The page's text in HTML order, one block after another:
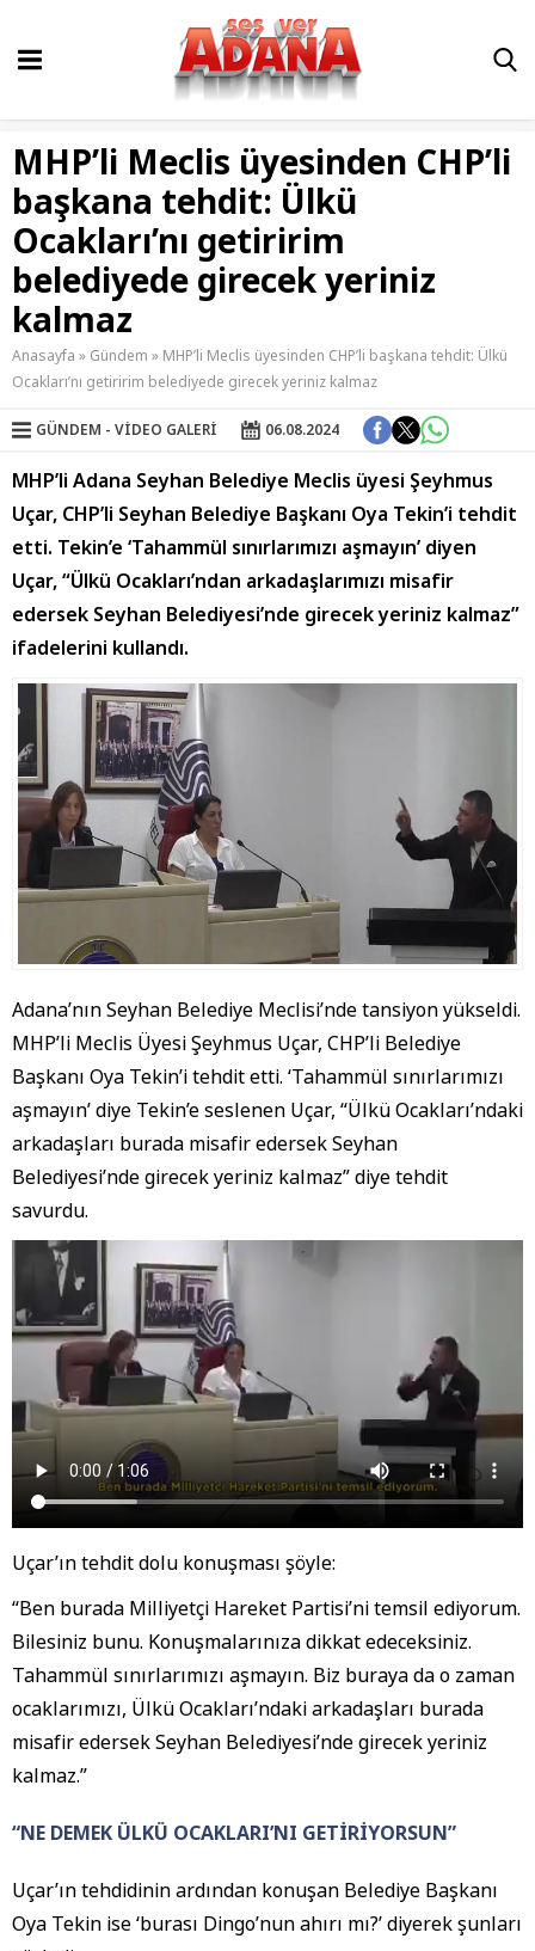
MHP’li Meclis üyesinden CHP’li
başkana tehdit: Ülkü
Ocakları’nı getiririm
belediyede girecek yeriniz
kalmaz
Anasayfa » Gündem » MHP’li Meclis üyesinden CHP’li başkana tehdit: Ülkü
Ocakları’nı getiririm belediyede girecek yeriniz kalmaz
GÜNDEM VIDEO GALERI 06.08.2024
MHP’li Adana Seyhan Belediye Meclis üyesi Şeyhmus
Uçar, CHP’li Seyhan Belediye Başkanı Oya Tekin’i tehdit
etti. Tekin’e ‘Tahammül sınırlarımızı aşmayın’ diyen
Uçar, “Ülkü Ocakları’ndan arkadaşlarımızı misafir
edersek Seyhan Belediyesi’nde girecek yeriniz kalmaz”
ifadelerini kullandı.
Adana’nın Seyhan Belediye Meclisi’nde tansiyon yükseldi.
MHP’li Meclis Üyesi Şeyhmus Uçar, CHP’li Belediye
Başkanı Oya Tekin’i tehdit etti. ‘Tahammül sınırlarımızı
aşmayın’ diye Tekin’e seslenen Uçar, “Ülkü Ocakları’ndaki
arkadaşları burada misafir edersek Seyhan
Belediyesi’nde girecek yeriniz kalmaz” diye tehdit
savurdu.
Uçar’ın tehdit dolu konuşması şöyle:
“Ben burada Milliyetçi Hareket Partisi’ni temsil ediyorum.
Bilesiniz bunu. Konuşmalarınıza dikkat edeceksiniz.
Tahammül sınırlarımızı aşmayın. Biz buraya da o zaman
ocaklarımızı, Ülkü Ocakları’ndaki arkadaşları burada
misafir edersek Seyhan Belediyesi’nde girecek yeriniz
kalmaz.”
“NE DEMEK ÜLKÜ OCAKLARI’NI GETİRİYORSUN”
Uçar’ın tehdidinin ardından konuşan Belediye Başkanı
Oya Tekin ise ‘burası Dingo’nun ahırı mı?’ diyerek şunları